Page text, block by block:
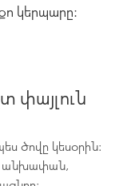
կերպարը։
փայլուն
ծովը կեսօրին։
անխափան,